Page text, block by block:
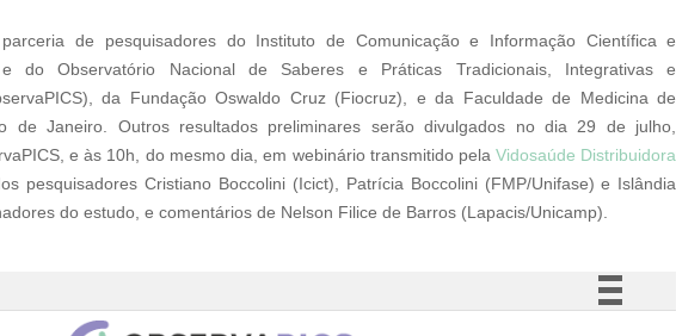
de pesquisadores do Instituto de Comunicação e Informação Científica e
do Observatório Nacional de Saberes e Práticas Tradicionais, Integrativas e
da Fundação Oswaldo Cruz (Fiocruz), e da Faculdade de Medicina de
de Janeiro. Outros resultados preliminares serão divulgados no dia 29 de julho,
e às 10h, do mesmo dia, em webinário transmitido pelaVidosaúde Distribuidora
pesquisadores Cristiano Boccolini (Icict), Patrícia Boccolini (FMP/Unifase) e Islândia
do estudo, e comentários de Nelson Filice de Barros (Lapacis/Unicamp).